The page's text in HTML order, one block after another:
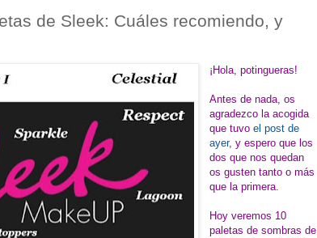
de Sleek: Cuáles recomiendo, y
¡Hola, potingueras!
Antes de nada, os
agradezco la acogida
que tuvoel post de
ayer, y espero que los
dos que nos quedan
os gusten tanto o más
que la primera.
Hoy veremos 10
paletas de sombras de